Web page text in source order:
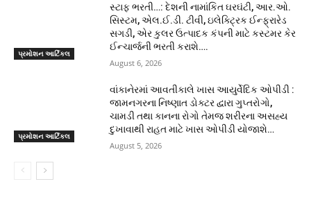
પ્રમોશન આર્ટિકલ
સ્ટાફ ભરતી…: દેશની નામાંકિત ઘરઘંટી, આર.ઓ.
સિસ્ટમ, એલ.ઈ.ડી. ટીવી, ઇલેક્ટ્રિક ઈન્ફ્રારેડ
સગડી, એર કુલર ઉત્પાદક કંપની માટે કસ્ટમર કેર
ઈન્ચાર્જની ભરતી કરાશે….
August 6, 2026
પ્રમોશન આર્ટિકલ
વાંકાનેરમાં આવતીકાલે ખાસ આયુર્વેદિક ઓપીડી :
જામનગરના નિષ્ણાત ડોક્ટર દ્વારા ગુપ્તરોગો,
ચામડી તથા કાનના રોગો તેમજ શરીરના અસહ્ય
દુખાવાથી રાહત માટે ખાસ ઓપીડી યોજાશે…
August 5, 2026